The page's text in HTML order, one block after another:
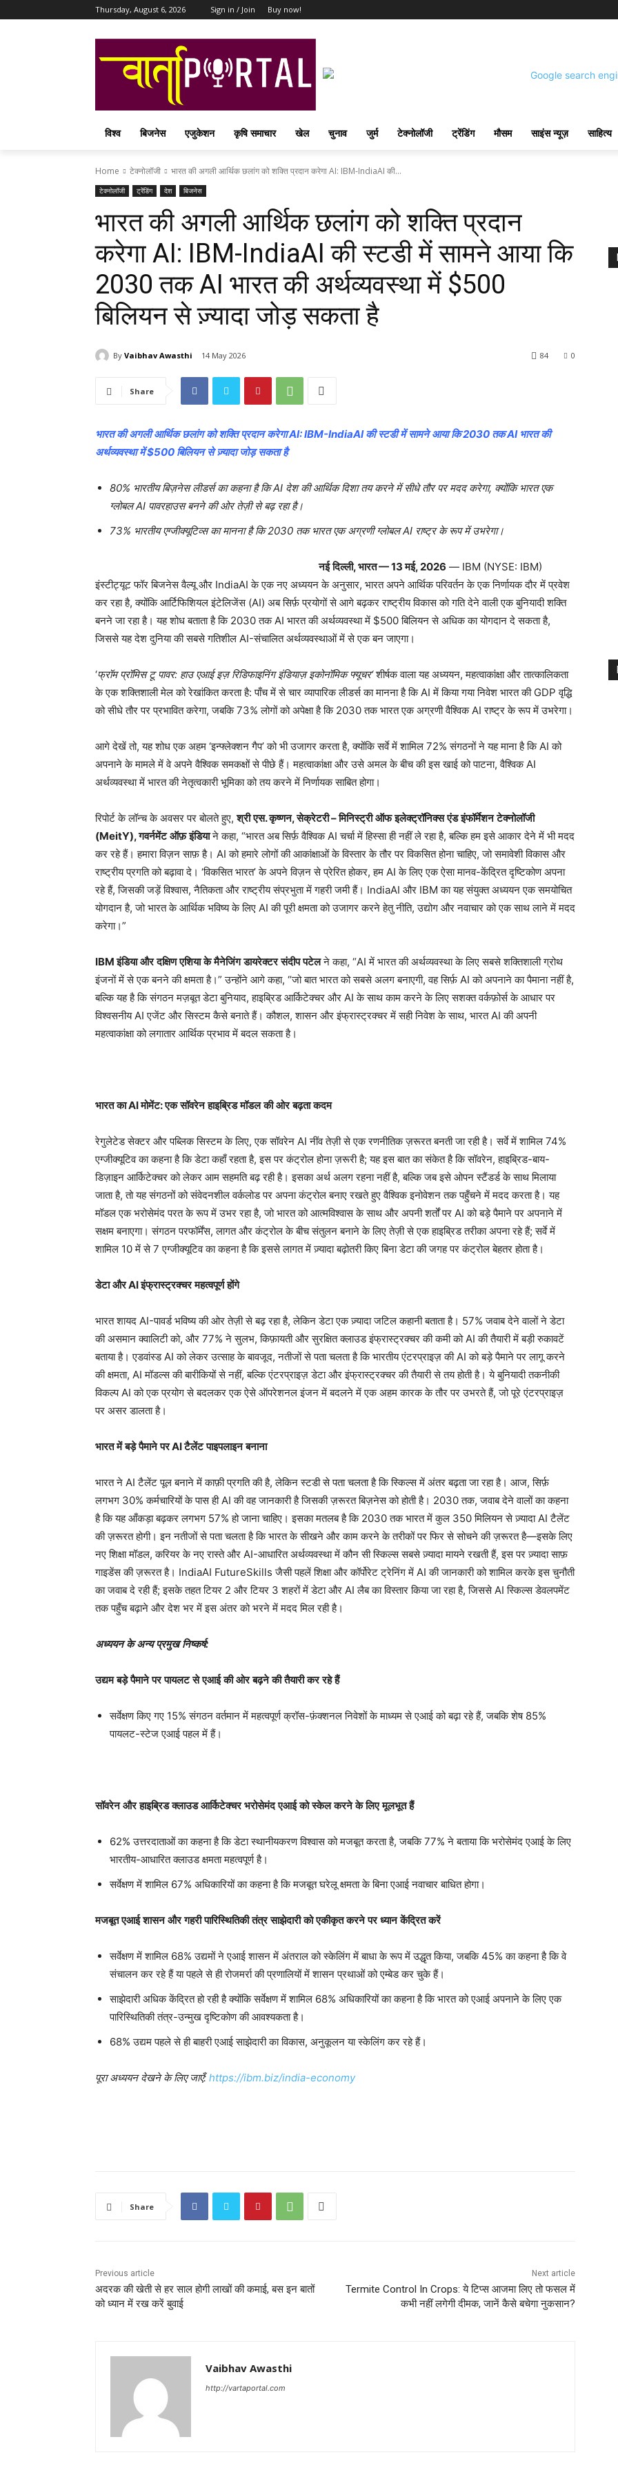
Thursday, August 6, 2026 Sign in / Join Buy now!
विश्व बिजनेस एजुकेशन कृषि समाचार खेल चुनाव जुर्म टेक्नोलॉजी ट्रेंडिंग मौसम साइंस न्यूज़ साहित्य
Home टेक्नोलॉजी भारत की अगली आर्थिक छलांग को शक्ति प्रदान करेगा AI: IBM-IndiaAI की...
टेक्नोलॉजी ट्रेंडिंग देश बिजनेस
भारत की अगली आर्थिक छलांग को शक्ति प्रदान
करेगा AI: IBM-IndiaAI की स्टडी में सामने आया कि
2030 तक AI भारत की अर्थव्यवस्था में $500
बिलियन से ज़्यादा जोड़ सकता है
By Vaibhav Awasthi 14 May 2026 0
84
Share
भारत की अगली आर्थिक छलांग को शक्ति प्रदान करेगाAI: IBM-IndiaAIकी स्टडी में सामने आया कि2030 तकAI भारत की
अर्थव्यवस्था में$500 बिलियन से ज़्यादा जोड़ सकता है
80% भारतीय बिज़नेस लीडर्स का कहना है किAI देश की आर्थिक दिशा तय करने में सीधे तौर पर मदद करेगा, क्योंकि भारत एक
ग्लोबलAI पावरहाउस बनने की ओर तेज़ी से बढ़ रहा है।
73% भारतीय एग्जीक्यूटिव्स का मानना है कि2030 तक भारत एक अग्रणी ग्लोबलAI राष्ट्र के रूप में उभरेगा।
नई दिल्ली,भारत— 13मई, 2026 — IBM (NYSE: IBM)
इंस्टीट्यूट फॉर बिजनेस वैल्यू और IndiaAI के एक नए अध्ययन के अनुसार, भारत अपने आर्थिक परिवर्तन के एक निर्णायक दौर में प्रवेश
कर रहा है, क्योंकि आर्टिफिशियल इंटेलिजेंस (AI) अब सिर्फ़ प्रयोगों से आगे बढ़कर राष्ट्रीय विकास को गति देने वाली एक बुनियादी शक्ति
बनने जा रहा है। यह शोध बताता है कि 2030 तक AI भारत की अर्थव्यवस्था में $500 बिलियन से अधिक का योगदान दे सकता है,
जिससे यह देश दुनिया की सबसे गतिशील AI-संचालित अर्थव्यवस्थाओं में से एक बन जाएगा।
‘फ्रॉम प्रॉमिस टू पावर: हाउ एआई इज़ रिडिफाइनिंग इंडियाज़ इकोनॉमिक फ्यूचर‘शीर्षक वाला यह अध्ययन, महत्वाकांक्षा और तात्कालिकता
के एक शक्तिशाली मेल को रेखांकित करता है: पाँच में से चार व्यापारिक लीडर्स का मानना ​​है कि AI में किया गया निवेश भारत की GDP वृद्धि
को सीधे तौर पर प्रभावित करेगा, जबकि 73% लोगों को अपेक्षा है कि 2030 तक भारत एक अग्रणी वैश्विक AI राष्ट्र के रूप में उभरेगा।
आगे देखें तो, यह शोध एक अहम ‘इन्फ्लेक्शन गैप’ को भी उजागर करता है, क्योंकि सर्वे में शामिल 72% संगठनों ने यह माना है कि AI को
अपनाने के मामले में वे अपने वैश्विक समकक्षों से पीछे हैं। महत्वाकांक्षा और उसे अमल के बीच की इस खाई को पाटना, वैश्विक AI
अर्थव्यवस्था में भारत की नेतृत्वकारी भूमिका को तय करने में निर्णायक साबित होगा।
रिपोर्ट के लॉन्च के अवसर पर बोलते हुए,श्री एस.कृष्णन,सेक्रेटरी–मिनिस्ट्री ऑफ इलेक्ट्रॉनिक्स एंड इंफॉर्मेशन टेक्नोलॉजी
(MeitY),गवर्नमेंट ऑफ़ इंडियाने कहा, “भारत अब सिर्फ़ वैश्विक AI चर्चा में हिस्सा ही नहीं ले रहा है, बल्कि हम इसे आकार देने में भी मदद
कर रहे हैं। हमारा विज़न साफ़ है। AI को हमारे लोगों की आकांक्षाओं के विस्तार के तौर पर विकसित होना चाहिए, जो समावेशी विकास और
राष्ट्रीय प्रगति को बढ़ावा दे। ‘विकसित भारत’ के अपने विज़न से प्रेरित होकर, हम AI के लिए एक ऐसा मानव-केंद्रित दृष्टिकोण अपना
रहे हैं, जिसकी जड़ें विश्वास, नैतिकता और राष्ट्रीय संप्रभुता में गहरी जमी हैं। IndiaAI और IBM का यह संयुक्त अध्ययन एक समयोचित
योगदान है, जो भारत के आर्थिक भविष्य के लिए AI की पूरी क्षमता को उजागर करने हेतु नीति, उद्योग और नवाचार को एक साथ लाने में मदद
करेगा।”
IBMइंडिया और दक्षिण एशिया के मैनेजिंग डायरेक्टर संदीप पटेलने कहा, “AI में भारत की अर्थव्यवस्था के लिए सबसे शक्तिशाली ग्रोथ
इंजनों में से एक बनने की क्षमता है।” उन्होंने आगे कहा, “जो बात भारत को सबसे अलग बनाएगी, वह सिर्फ़ AI को अपनाने का पैमाना नहीं है,
बल्कि यह है कि संगठन मज़बूत डेटा बुनियाद, हाइब्रिड आर्किटेक्चर और AI के साथ काम करने के लिए सशक्त वर्कफ़ोर्स के आधार पर
विश्वसनीय AI एजेंट और सिस्टम कैसे बनाते हैं। कौशल, शासन और इंफ्रास्ट्रक्चर में सही निवेश के साथ, भारत AI की अपनी
महत्वाकांक्षा को लगातार आर्थिक प्रभाव में बदल सकता है।
भारत काAIमोमेंट:एक सॉवरेन हाइब्रिड मॉडल की ओर बढ़ता कदम
रेगुलेटेड सेक्टर और पब्लिक सिस्टम के लिए, एक सॉवरेन AI नींव तेज़ी से एक रणनीतिक ज़रूरत बनती जा रही है। सर्वे में शामिल 74%
एग्जीक्यूटिव का कहना है कि डेटा कहाँ रहता है, इस पर कंट्रोल होना ज़रूरी है; यह इस बात का संकेत है कि सॉवरेन, हाइब्रिड-बाय-
डिज़ाइन आर्किटेक्चर को लेकर आम सहमति बढ़ रही है। इसका अर्थ अलग रहना नहीं है, बल्कि जब इसे ओपन स्टैंडर्ड के साथ मिलाया
जाता है, तो यह संगठनों को संवेदनशील वर्कलोड पर अपना कंट्रोल बनाए रखते हुए वैश्विक इनोवेशन तक पहुँचने में मदद करता है। यह
मॉडल एक भरोसेमंद परत के रूप में उभर रहा है, जो भारत को आत्मविश्वास के साथ और अपनी शर्तों पर AI को बड़े पैमाने पर अपनाने में
सक्षम बनाएगा। संगठन परफॉर्मेंस, लागत और कंट्रोल के बीच संतुलन बनाने के लिए तेज़ी से एक हाइब्रिड तरीका अपना रहे हैं; सर्वे में
शामिल 10 में से 7 एग्जीक्यूटिव का कहना है कि इससे लागत में ज़्यादा बढ़ोतरी किए बिना डेटा की जगह पर कंट्रोल बेहतर होता है।
डेटा औरAIइंफ्रास्ट्रक्चर महत्वपूर्ण होंगे
भारत शायद AI-पावर्ड भविष्य की ओर तेज़ी से बढ़ रहा है, लेकिन डेटा एक ज़्यादा जटिल कहानी बताता है। 57% जवाब देने वालों ने डेटा
की असमान क्वालिटी को, और 77% ने सुलभ, किफ़ायती और सुरक्षित क्लाउड इंफ्रास्ट्रक्चर की कमी को AI की तैयारी में बड़ी रुकावटें
बताया है। एडवांस्ड AI को लेकर उत्साह के बावजूद, नतीजों से पता चलता है कि भारतीय एंटरप्राइज़ की AI को बड़े पैमाने पर लागू करने
की क्षमता, AI मॉडल्स की बारीकियों से नहीं, बल्कि एंटरप्राइज़ डेटा और इंफ्रास्ट्रक्चर की तैयारी से तय होती है। ये बुनियादी तकनीकी
विकल्प AI को एक प्रयोग से बदलकर एक ऐसे ऑपरेशनल इंजन में बदलने में एक अहम कारक के तौर पर उभरते हैं, जो पूरे एंटरप्राइज़
पर असर डालता है।
भारत में बड़े पैमाने परAIटैलेंट पाइपलाइन बनाना
भारत ने AI टैलेंट पूल बनाने में काफ़ी प्रगति की है, लेकिन स्टडी से पता चलता है कि स्किल्स में अंतर बढ़ता जा रहा है। आज, सिर्फ़
लगभग 30% कर्मचारियों के पास ही AI की वह जानकारी है जिसकी ज़रूरत बिज़नेस को होती है। 2030 तक, जवाब देने वालों का कहना
है कि यह आँकड़ा बढ़कर लगभग 57% हो जाना चाहिए। इसका मतलब है कि 2030 तक भारत में कुल 350 मिलियन से ज़्यादा AI टैलेंट
की ज़रूरत होगी। इन नतीजों से पता चलता है कि भारत के सीखने और काम करने के तरीकों पर फिर से सोचने की ज़रूरत है—इसके लिए
नए शिक्षा मॉडल, करियर के नए रास्ते और AI-आधारित अर्थव्यवस्था में कौन सी स्किल्स सबसे ज़्यादा मायने रखती हैं, इस पर ज़्यादा साफ़
गाइडेंस की ज़रूरत है। IndiaAI FutureSkills जैसी पहलें शिक्षा और कॉर्पोरेट ट्रेनिंग में AI की जानकारी को शामिल करके इस चुनौती
का जवाब दे रही हैं; इसके तहत टियर 2 और टियर 3 शहरों में डेटा और AI लैब का विस्तार किया जा रहा है, जिससे AI स्किल्स डेवलपमेंट
तक पहुँच बढ़ाने और देश भर में इस अंतर को भरने में मदद मिल रही है।
अध्ययन के अन्य प्रमुख निष्कर्ष:
उद्यम बड़े पैमाने पर पायलट से एआई की ओर बढ़ने की तैयारी कर रहे हैं
सर्वेक्षण किए गए 15% संगठन वर्तमान में महत्वपूर्ण क्रॉस-फ़ंक्शनल निवेशों के माध्यम से एआई को बढ़ा रहे हैं, जबकि शेष 85%
पायलट-स्टेज एआई पहल में हैं।
सॉवरेन और हाइब्रिड क्लाउड आर्किटेक्चर भरोसेमंद एआई को स्केल करने के लिए मूलभूत हैं
62% उत्तरदाताओं का कहना है कि डेटा स्थानीयकरण विश्वास को मजबूत करता है, जबकि 77% ने बताया कि भरोसेमंद एआई के लिए
भारतीय-आधारित क्लाउड क्षमता महत्वपूर्ण है।
सर्वेक्षण में शामिल 67% अधिकारियों का कहना है कि मजबूत घरेलू क्षमता के बिना एआई नवाचार बाधित होगा।
मजबूत एआई शासन और गहरी पारिस्थितिकी तंत्र साझेदारी को एकीकृत करने पर ध्यान केंद्रित करें
सर्वेक्षण में शामिल 68% उद्यमों ने एआई शासन में अंतराल को स्केलिंग में बाधा के रूप में उद्धृत किया, जबकि 45% का कहना है कि वे
संचालन कर रहे हैं या पहले से ही रोजमर्रा की प्रणालियों में शासन प्रथाओं को एम्बेड कर चुके हैं।
साझेदारी अधिक केंद्रित हो रही है क्योंकि सर्वेक्षण में शामिल 68% अधिकारियों का कहना है कि भारत को एआई अपनाने के लिए एक
पारिस्थितिकी तंत्र-उन्मुख दृष्टिकोण की आवश्यकता है।
68% उद्यम पहले से ही बाहरी एआई साझेदारी का विकास, अनुकूलन या स्केलिंग कर रहे हैं।
पूरा अध्ययन देखने के लिए जाएँ:https://ibm.biz/india-economy
Share
Previous article
अदरक की खेती से हर साल होगी लाखों की कमाई, बस इन बातों
को ध्यान में रख करें बुवाई
Next article
Termite Control In Crops: ये टिप्स आजमा लिए तो फसल में
कभी नहीं लगेगी दीमक, जानें कैसे बचेगा नुकसान?
Vaibhav Awasthi
http://vartaportal.com